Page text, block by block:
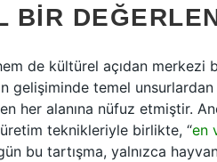
BIR
de kültürel açıdan merkezi
gelişiminde temel
her alanına nüfuz etmiştir.
teknikleriyle birlikte, “en
bu tartışma, yalnızca